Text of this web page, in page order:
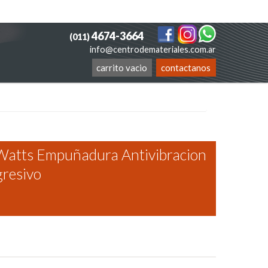
info@centrodemateriales.com.ar
(011)4674-3664
contactanos
carrito vacio
Empuñadura Antivibracion